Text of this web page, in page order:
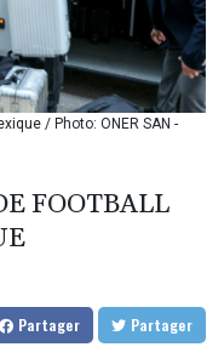
BWP 15.558807
BYN 3.432357
BYR
22660.258427
BZD 2.318271
2615.761404
1056.199727
CNY 7.801146
/ Photo: ONER SAN -
FOOTBALL
Partager Partager